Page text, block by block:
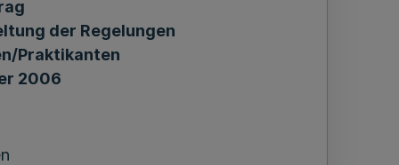
der Regelungen
Praktikanten
2006